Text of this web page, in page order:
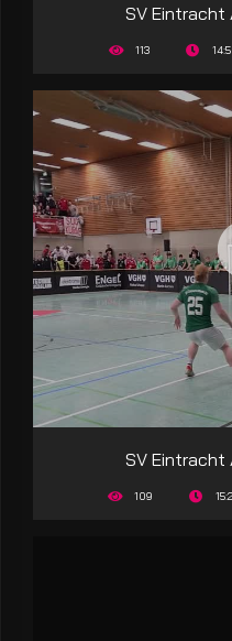
SV Eintracht
113
SV Eintracht
109